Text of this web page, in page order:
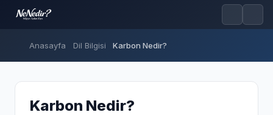
Anasayfa Dil Bilgisi Karbon Nedir?
Karbon Nedir?